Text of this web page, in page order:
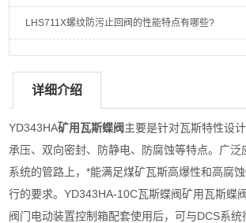
LHS711X螺纹防污止回阀的性能特点有哪些?
详细介绍
YD343HA矿用瓦斯蝶阀主要是针对瓦斯特性设
承压、双向密封、防静电、防腐蚀等特点。广泛
系统的管路上，*能满足煤矿瓦斯高爆性和高腐
行的要求。YD343HA-10C瓦斯蝶阀矿用瓦斯蝶
阀门电动装置控制箱配套使用后，可与DCS系